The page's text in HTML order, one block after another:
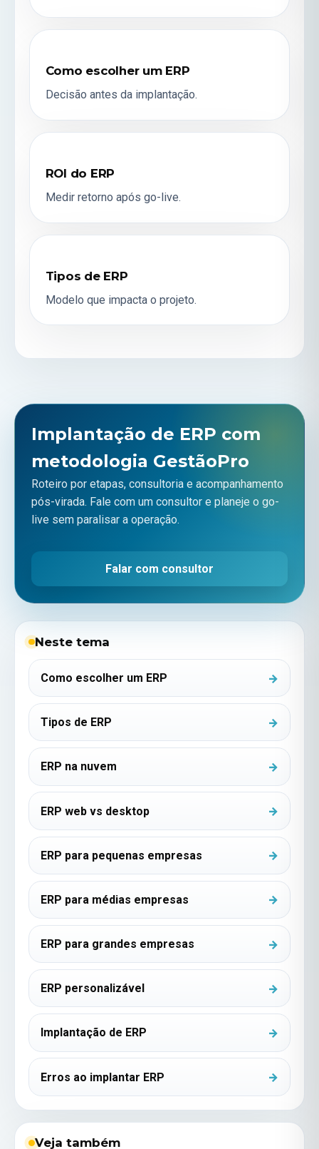
Como escolher um ERP
Decisão antes da implantação.
ROI do ERP
Medir retorno após go-live.
Tipos de ERP
Modelo que impacta o projeto.
Implantação de ERP com
metodologia GestãoPro
Roteiro por etapas, consultoria e acompanhamento
pós-virada. Fale com um consultor e planeje o go-
live sem paralisar a operação.
Falar com consultor
Neste tema
Como escolher um ERP
Tipos de ERP
ERP na nuvem
ERP web vs desktop
ERP para pequenas empresas
ERP para médias empresas
ERP para grandes empresas
ERP personalizável
Implantação de ERP
Erros ao implantar ERP
Veja também